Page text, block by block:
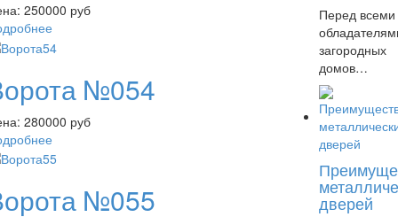
250000 руб
№054
280000 руб
№055
Перед всеми
загородных
домов…
дверей